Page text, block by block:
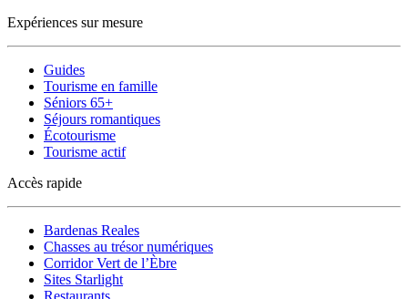
Expériences sur mesure
Guides
Tourisme en famille
Séniors 65+
Séjours romantiques
Écotourisme
Tourisme actif
Accès rapide
Bardenas Reales
Chasses au trésor numériques
Corridor Vert de l’Èbre
Sites Starlight
Restaurants